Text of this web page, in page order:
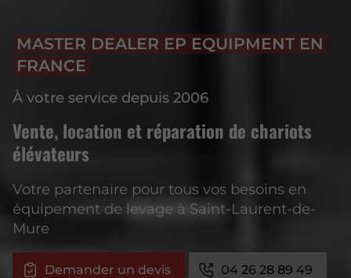
MASTER DEALER EP EQUIPMENT EN
FRANCE
À votre service depuis 2006
Vente, location et réparation de chariots
élévateurs
Votre partenaire pour tous vos besoins en
équipement de levage à Saint-Laurent-de-
Mure
Demander un devis 04 26 28 89 49